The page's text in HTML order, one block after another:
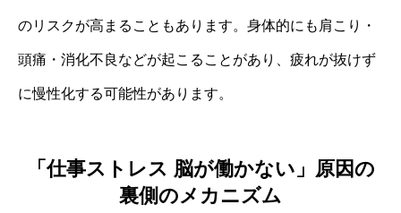
のリスクが高まることもあります。身体的にも肩こり・
頭痛・消化不良などが起こることがあり、疲れが抜けず
に慢性化する可能性があります。
「仕事ストレス 脳が働かない」原因の
裏側のメカニズム